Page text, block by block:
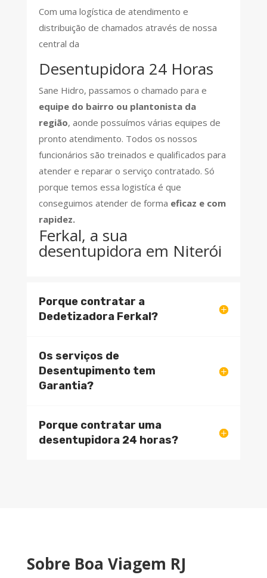
Com uma logística de atendimento e
distribuição de chamados através de nossa
central da
Desentupidora 24 Horas
Sane Hidro, passamos o chamado para e
equipe do bairro ou plantonista da
região, aonde possuímos várias equipes de
pronto atendimento. Todos os nossos
funcionários são treinados e qualificados para
atender e reparar o serviço contratado. Só
porque temos essa logistíca é que
conseguimos atender de forma eficaz e com
rapidez.
Ferkal, a sua
desentupidora em Niterói
Porque contratar a
Dedetizadora Ferkal?
Os serviços de
Desentupimento tem
Garantia?
Porque contratar uma
desentupidora 24 horas?
Sobre Boa Viagem RJ